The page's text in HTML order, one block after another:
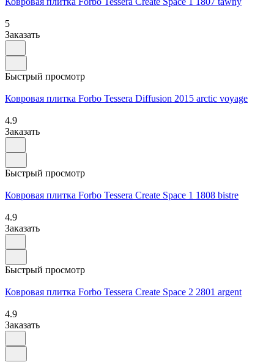
5
Заказать
Быстрый просмотр
Ковровая плитка Forbo Tessera Diffusion 2015 arctic voyage
4.9
Заказать
Быстрый просмотр
Ковровая плитка Forbo Tessera Create Space 1 1808 bistre
4.9
Заказать
Быстрый просмотр
Ковровая плитка Forbo Tessera Create Space 2 2801 argent
4.9
Заказать